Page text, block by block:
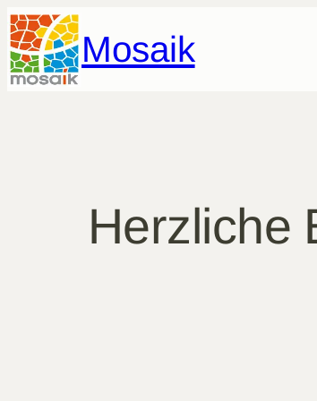
Zum
Inhalt
springen Mosaik
Herzliche